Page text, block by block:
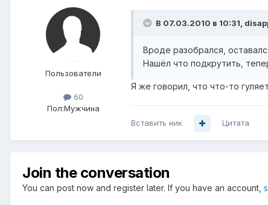
Пользователи
60
Пол:Мужчина
В 07.03.2010 в 10:31,
Вроде разобрался,
Нашёл что подкрутить,
Я же говорил, что что-то
Вставить ник Цитата
Join the conversation
You can post now and register later. If you have an account,